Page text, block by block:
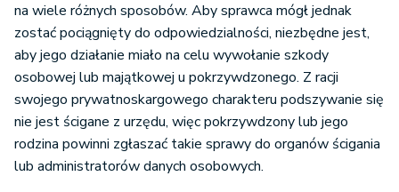
na wiele różnych sposobów. Aby sprawca mógł jednak
zostać pociągnięty do odpowiedzialności, niezbędne jest,
aby jego działanie miało na celu wywołanie szkody
osobowej lub majątkowej u pokrzywdzonego. Z racji
swojego prywatnoskargowego charakteru podszywanie się
nie jest ścigane z urzędu, więc pokrzywdzony lub jego
rodzina powinni zgłaszać takie sprawy do organów ścigania
lub administratorów danych osobowych.